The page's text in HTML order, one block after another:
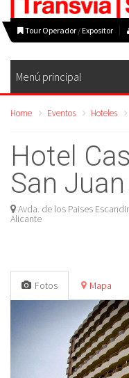
Tour Operador /Expositor
Menú principal
Home Eventos Hoteles
Hotel
San
Avda. de los Paises
Alicante
Fotos Mapa